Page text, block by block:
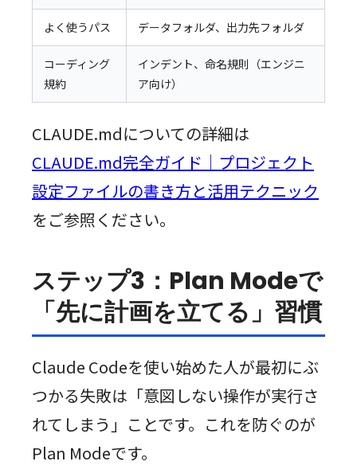
よく使うパス データフォルダ、出力先フォルダ
コーディング
規約
インデント、命名規則（エンジニ
ア向け）
CLAUDE.mdについての詳細は
CLAUDE.md完全ガイド｜プロジェクト
設定ファイルの書き方と活用テクニック
をご参照ください。
ステップ3：Plan Modeで
「先に計画を立てる」習慣
Claude Codeを使い始めた人が最初にぶ
つかる失敗は「意図しない操作が実行さ
れてしまう」ことです。これを防ぐのが
Plan Modeです。